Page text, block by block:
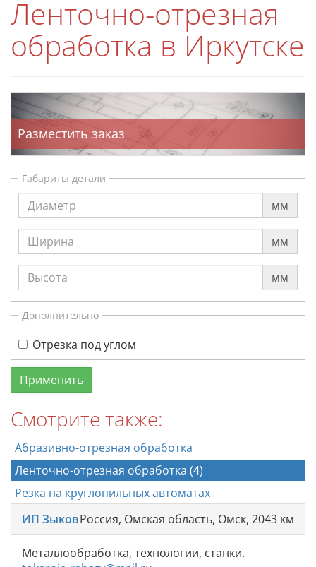
Ленточно-отрезная
обработка в Иркутске
Разместить заказ
Габариты детали
мм
мм
мм
Дополнительно
Отрезка под углом
Смотрите также:
Абразивно-отрезная обработка
Ленточно-отрезная обработка (4)
Резка на круглопильных автоматах
ИП ЗыковРоссия, Омская область, Омск, 2043 км
Металлообработка, технологии, станки.